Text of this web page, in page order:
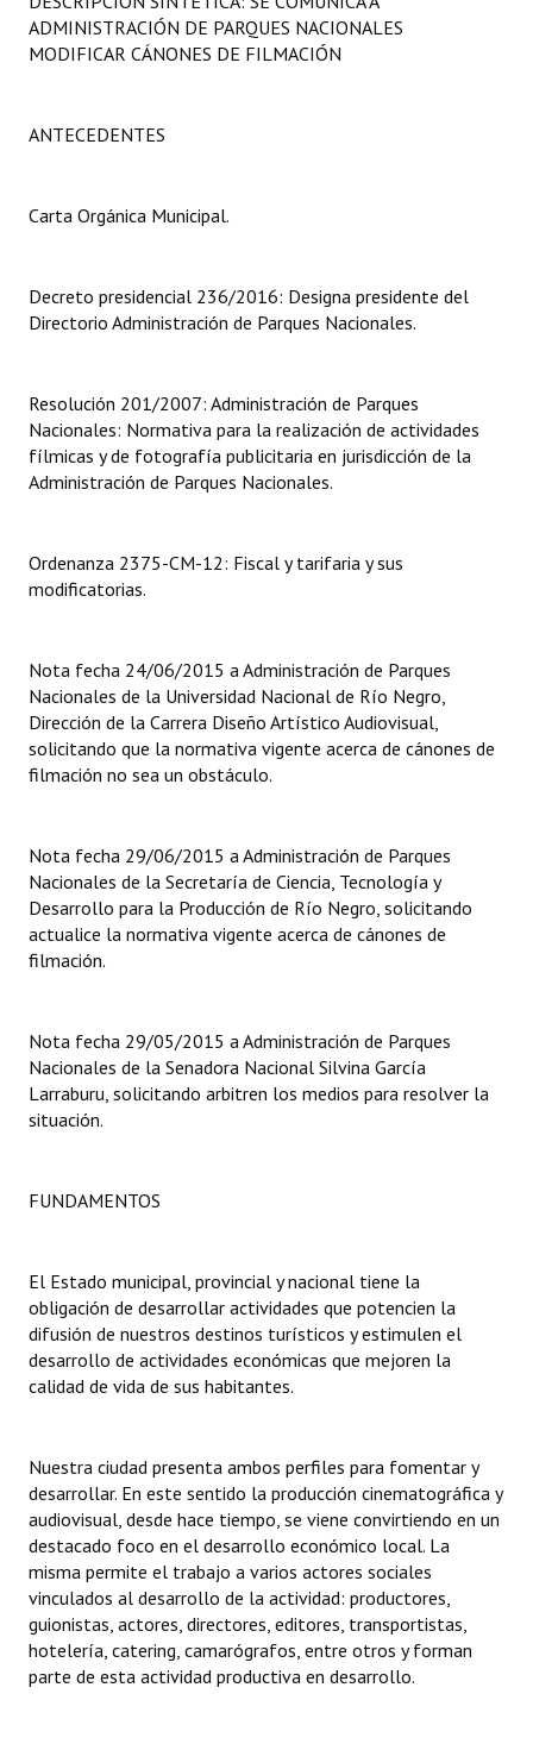
Programas
Constitución Nacional
Carta Orgánica 2007
Digesto
DOCUMENTOS
Informes de Gestión
Dictámenes Asesoría Letrada
Informes de Unidad Coordinadora
Ejecución Presupuestaria
Actas de Audiencias Públicas
Comunicaciones
Declaraciones
INSTITUCIONAL
Datos Históricos
Premio al Mérito - Registro
Audiencias Públicas - Registro
Periodistas Decanos - Registro
Ciudadano Ilustre - Registro
Banca del Vecino - Registro
Huéspedes de Honor - Registro
Antiguos Pobladores - Registro
ADMINISTRACIÓN DE PARQUES NACIONALES
MODIFICAR CÁNONES DE FILMACIÓN
ANTECEDENTES
Carta Orgánica Municipal.
Decreto presidencial 236/2016: Designa presidente del
Directorio Administración de Parques Nacionales.
Resolución 201/2007: Administración de Parques
Nacionales: Normativa para la realización de actividades
fílmicas y de fotografía publicitaria en jurisdicción de la
Administración de Parques Nacionales.
Ordenanza 2375-CM-12: Fiscal y tarifaria y sus
modificatorias.
Nota fecha 24/06/2015 a Administración de Parques
Nacionales de la Universidad Nacional de Río Negro,
Dirección de la Carrera Diseño Artístico Audiovisual,
solicitando que la normativa vigente acerca de cánones de
filmación no sea un obstáculo.
Nota fecha 29/06/2015 a Administración de Parques
Nacionales de la Secretaría de Ciencia, Tecnología y
Desarrollo para la Producción de Río Negro, solicitando
actualice la normativa vigente acerca de cánones de
filmación.
Nota fecha 29/05/2015 a Administración de Parques
Nacionales de la Senadora Nacional Silvina García
Larraburu, solicitando arbitren los medios para resolver la
situación.
FUNDAMENTOS
El Estado municipal, provincial y nacional tiene la
obligación de desarrollar actividades que potencien la
difusión de nuestros destinos turísticos y estimulen el
desarrollo de actividades económicas que mejoren la
calidad de vida de sus habitantes.
Nuestra ciudad presenta ambos perfiles para fomentar y
desarrollar. En este sentido la producción cinematográfica y
audiovisual, desde hace tiempo, se viene convirtiendo en un
destacado foco en el desarrollo económico local. La
misma permite el trabajo a varios actores sociales
vinculados al desarrollo de la actividad: productores,
guionistas, actores, directores, editores, transportistas,
hotelería, catering, camarógrafos, entre otros y forman
parte de esta actividad productiva en desarrollo.